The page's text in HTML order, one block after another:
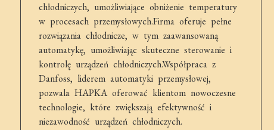
chłodniczych, umożliwiające obniżenie temperatury
w procesach przemysłowych.Firma oferuje pełne
rozwiązania chłodnicze, w tym zaawansowaną
automatykę, umożliwiając skuteczne sterowanie i
kontrolę urządzeń chłodniczych.Współpraca z
Danfoss, liderem automatyki przemysłowej,
pozwala HAPKA oferować klientom nowoczesne
technologie, które zwiększają efektywność i
niezawodność urządzeń chłodniczych.